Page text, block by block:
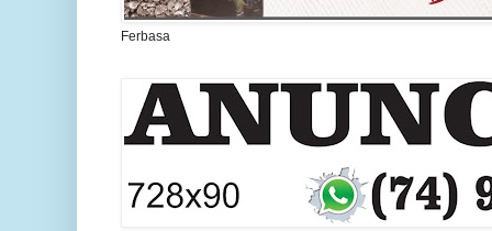
Ferbasa